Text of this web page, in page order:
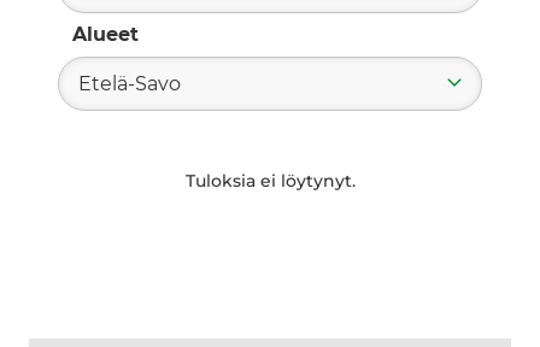
Alueet
Etelä-Savo
Tuloksia ei löytynyt.